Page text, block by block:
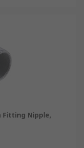
Fitting Nipple,